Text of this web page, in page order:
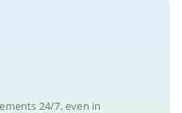
24/7, even in